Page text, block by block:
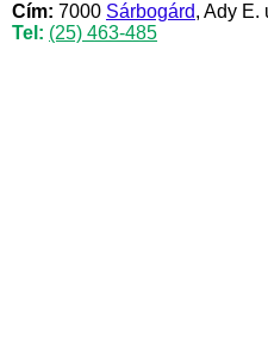
Cím: 7000 Sárbogárd, Ady E.
Tel: (25) 463-485